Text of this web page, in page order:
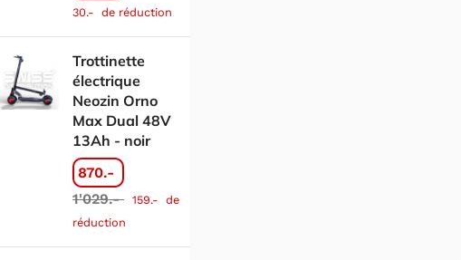
30.- de réduction
Trottinette
électrique
Neozin Orno
Max Dual 48V
13Ah - noir
870.-
1'029.- 159.- de
réduction